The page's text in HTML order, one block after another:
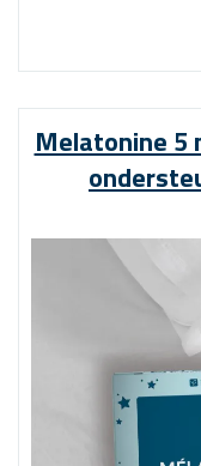
Melatonine 5